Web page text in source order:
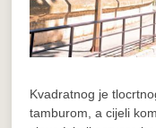
Kvadratnog je
tamburom, a cijeli